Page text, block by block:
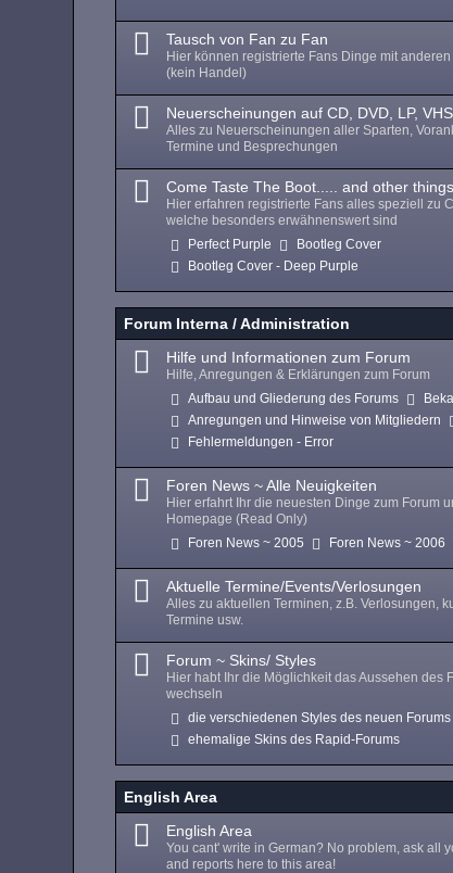
Tausch von Fan zu Fan
Hier können registrierte Fans Dinge mit
(kein Handel)
Neuerscheinungen auf CD, DVD, LP,
Alles zu Neuerscheinungen aller Sparten,
Termine und Besprechungen
Come Taste The Boot..... and other
Hier erfahren registrierte Fans alles speziell zu
welche besonders erwähnenswert sind
Perfect Purple
Bootleg Cover
Bootleg Cover - Deep Purple
Forum Interna / Administration
Hilfe und Informationen zum Forum
Hilfe, Anregungen & Erklärungen zum Forum
Aufbau und Gliederung des Forums
Anregungen und Hinweise von Mitgliedern
Fehlermeldungen - Error
Foren News ~ Alle Neuigkeiten
Hier erfahrt Ihr die neuesten Dinge zum Forum
Homepage (Read Only)
Foren News ~ 2005 Foren News ~ 2006
Aktuelle Termine/Events/Verlosungen
Alles zu aktuellen Terminen, z.B. Verlosungen,
Termine usw.
Forum ~ Skins/ Styles
Hier habt Ihr die Möglichkeit das Aussehen des
wechseln
die verschiedenen Styles des neuen Forums
ehemalige Skins des Rapid-Forums
English Area
English Area
You cant' write in German? No problem, ask all
and reports here to this area!